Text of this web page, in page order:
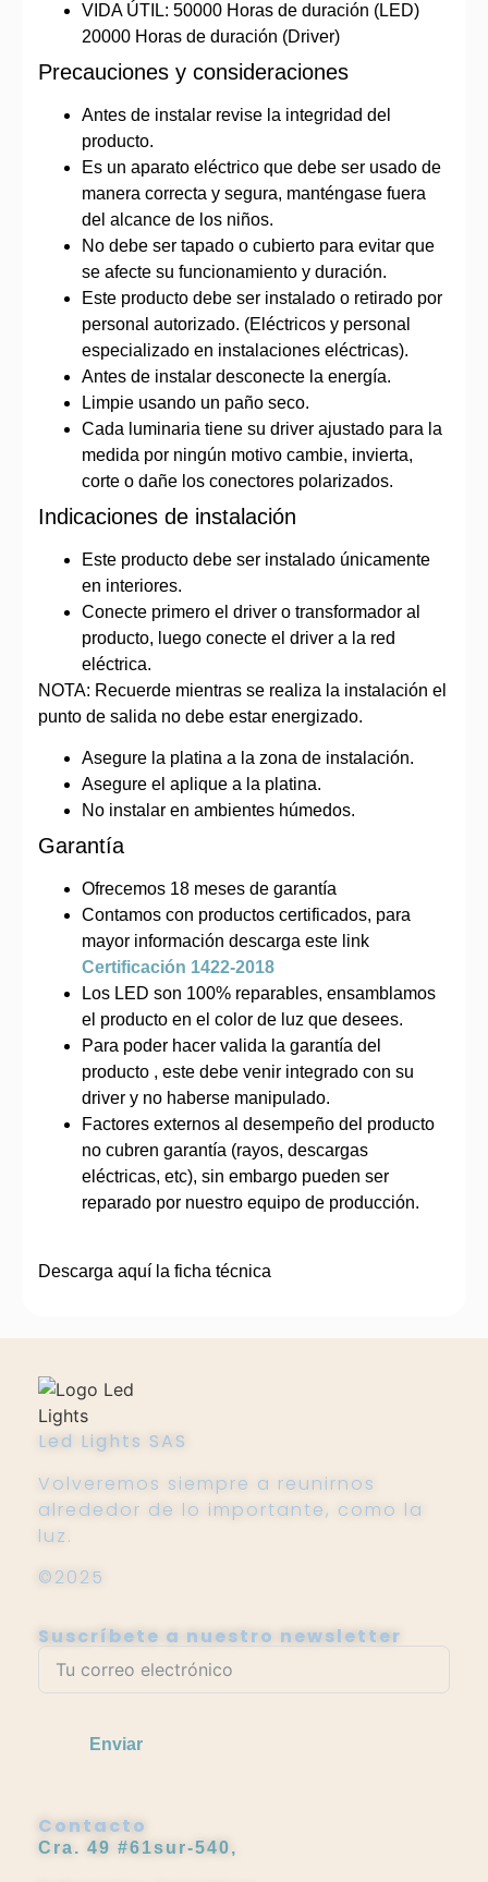
VIDA ÚTIL: 50000 Horas de duración (LED)
20000 Horas de duración (Driver)
Precauciones y consideraciones
Antes de instalar revise la integridad del
producto.
Es un aparato eléctrico que debe ser usado de
manera correcta y segura, manténgase fuera
del alcance de los niños.
No debe ser tapado o cubierto para evitar que
se afecte su funcionamiento y duración.
Este producto debe ser instalado o retirado por
personal autorizado. (Eléctricos y personal
especializado en instalaciones eléctricas).
Antes de instalar desconecte la energía.
Limpie usando un paño seco.
Cada luminaria tiene su driver ajustado para la
medida por ningún motivo cambie, invierta,
corte o dañe los conectores polarizados.
Indicaciones de instalación
Este producto debe ser instalado únicamente
en interiores.
Conecte primero el driver o transformador al
producto, luego conecte el driver a la red
eléctrica.
NOTA: Recuerde mientras se realiza la instalación el
punto de salida no debe estar energizado.
Asegure la platina a la zona de instalación.
Asegure el aplique a la platina.
No instalar en ambientes húmedos.
Garantía
Ofrecemos 18 meses de garantía
Contamos con productos certificados, para
mayor información descarga este link
Certificación 1422-2018
Los LED son 100% reparables, ensamblamos
el producto en el color de luz que desees.
Para poder hacer valida la garantía del
producto , este debe venir integrado con su
driver y no haberse manipulado.
Factores externos al desempeño del producto
no cubren garantía (rayos, descargas
eléctricas, etc), sin embargo pueden ser
reparado por nuestro equipo de producción.
Descarga aquí la ficha técnica
Led Lights SAS
Volveremos siempre a reunirnos
alrededor de lo importante, como la
luz.
©2025
Suscríbete a nuestro newsletter
Enviar
Contacto
Cra. 49 #61sur-540,